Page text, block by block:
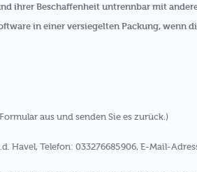
ihrer Beschaffenheit untrennbar mit
in einer versiegelten Packung, wenn
aus und senden Sie es zurück.)
Havel, Telefon: 033276685906, E-Mail-